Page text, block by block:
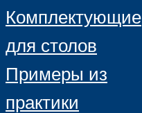
Комплектующие
для столов
Примеры из
практики